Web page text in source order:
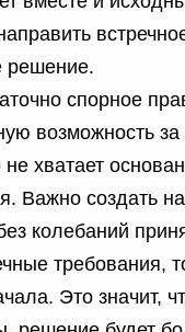
решение.
спорное
возможность за
хватает
Важно создать
колебаний
требования,
Это значит,